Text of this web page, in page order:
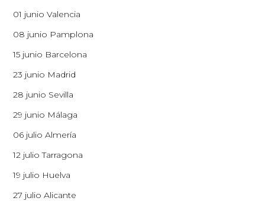
01 junio Valencia
08 junio Pamplona
15 junio Barcelona
23 junio Madrid
28 junio Sevilla
29 junio Málaga
06 julio Almería
12 julio Tarragona
19 julio Huelva
27 julio Alicante